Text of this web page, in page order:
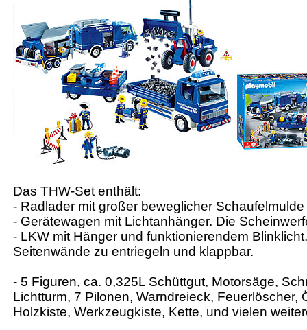
Das THW-Set enthält:
- Radlader mit großer beweglicher
- Gerätewagen mit Lichtanhänger. Die
- LKW mit Hänger und funktionierendem
Seitenwände zu entriegeln und klappbar.
- 5 Figuren, ca. 0,325L Schüttgut, Motorsäge,
Lichtturm, 7 Pilonen, Warndreieck,
Holzkiste, Werkzeugkiste, Kette, und vielen